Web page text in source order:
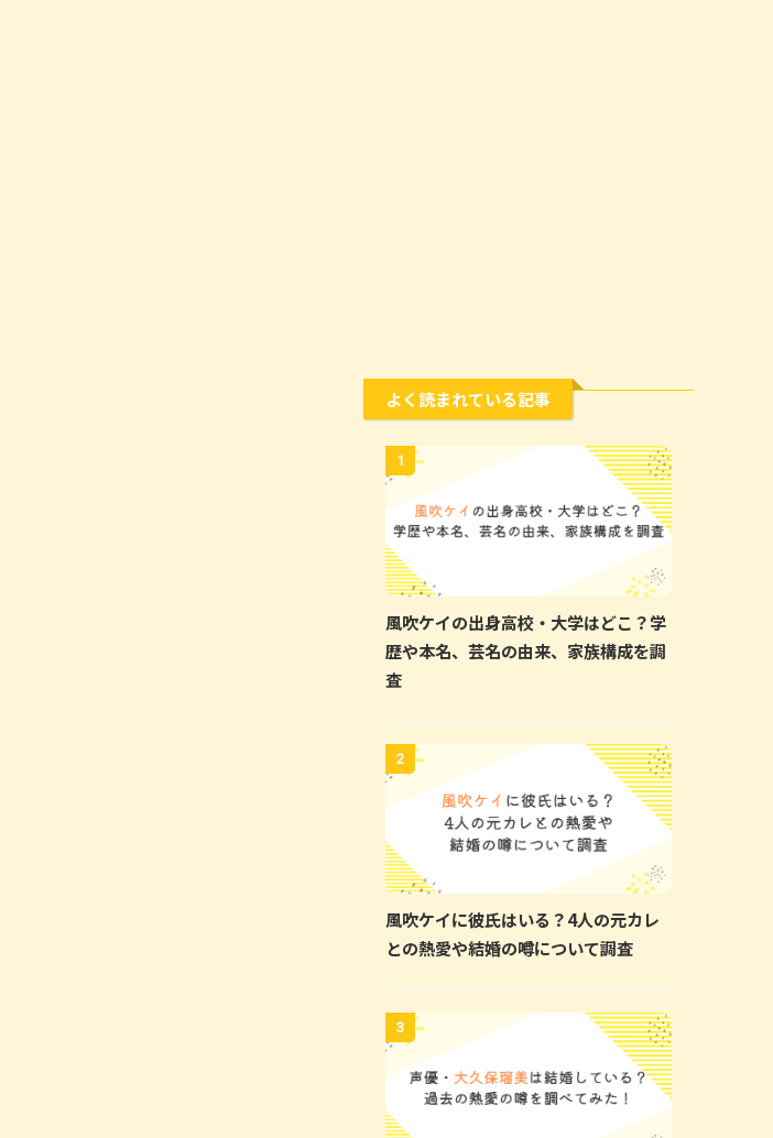
よく読まれている記事
1
風吹ケイの出身高校・大学はどこ？学
歴や本名、芸名の由来、家族構成を調
査
2
風吹ケイに彼氏はいる？4人の元カレ
との熱愛や結婚の噂について調査
3